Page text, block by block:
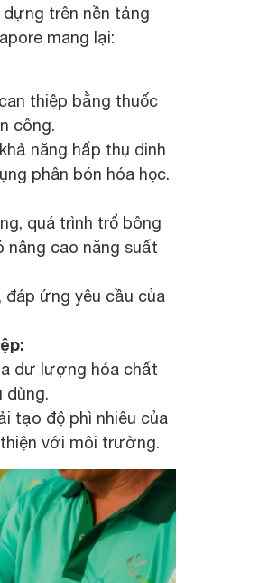
trên nền tảng
mang lại:
thiệp bằng thuốc
công.
năng hấp thụ dinh
phân bón hóa học.
quá trình trổ bông
nâng cao năng suất
ứng yêu cầu của
dư lượng hóa chất
dùng.
tạo độ phì nhiêu của
với môi trường.